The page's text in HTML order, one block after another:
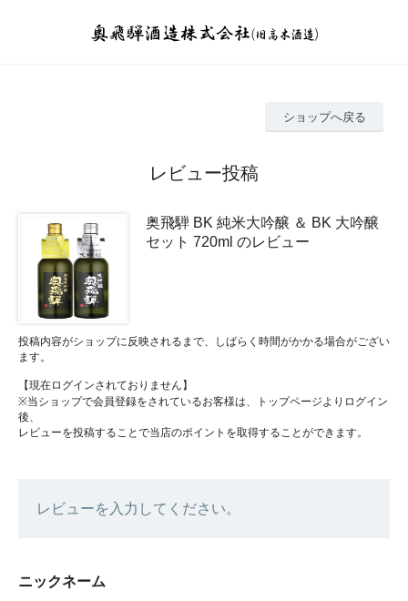
ショップへ戻る
レビュー投稿
奥飛騨 BK 純米大吟醸 ＆ BK 大吟醸
セット 720ml のレビュー
投稿内容がショップに反映されるまで、しばらく時間がかかる場合がござい
ます。
【現在ログインされておりません】
※当ショップで会員登録をされているお客様は、トップページよりログイン
後、
レビューを投稿することで当店のポイントを取得することができます。
レビューを入力してください。
ニックネーム